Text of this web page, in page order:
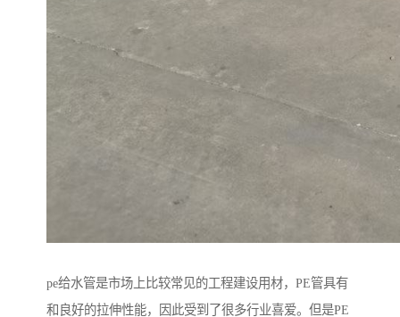
pe给水管是市场上比较常见的工程建设用材，PE管具有
和良好的拉伸性能，因此受到了很多行业喜爱。但是PE